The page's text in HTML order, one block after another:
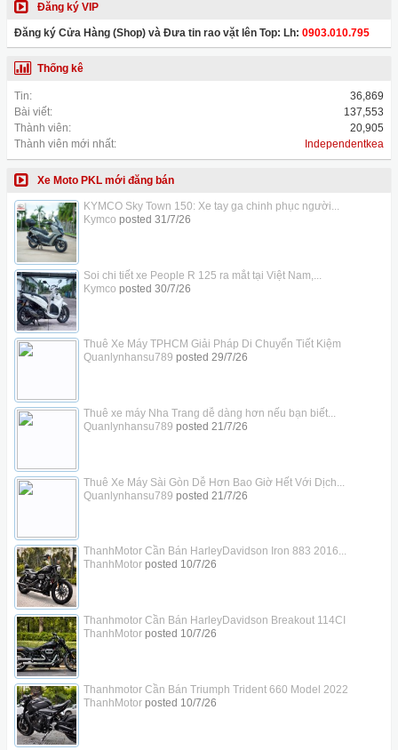
Đăng ký VIP
Đăng ký Cửa Hàng (Shop) và Đưa tin rao vặt lên Top: Lh: 0903.010.795
Thống kê
Tin:
36,869
Bài viết:
137,553
Thành viên:
20,905
Thành viên mới nhất:
Independentkea
Xe Moto PKL mới đăng bán
KYMCO Sky Town 150: Xe tay ga chinh phục người...
Kymco posted 31/7/26
Soi chi tiết xe People R 125 ra mắt tại Việt Nam,...
Kymco posted 30/7/26
Thuê Xe Máy TPHCM Giải Pháp Di Chuyển Tiết Kiệm
Quanlynhansu789 posted 29/7/26
Thuê xe máy Nha Trang dễ dàng hơn nếu bạn biết...
Quanlynhansu789 posted 21/7/26
Thuê Xe Máy Sài Gòn Dễ Hơn Bao Giờ Hết Với Dịch...
Quanlynhansu789 posted 21/7/26
ThanhMotor Cần Bán HarleyDavidson Iron 883 2016...
ThanhMotorposted 10/7/26
Thanhmotor Cần Bán HarleyDavidson Breakout 114CI
ThanhMotorposted 10/7/26
Thanhmotor Cần Bán Triumph Trident 660 Model 2022
ThanhMotorposted 10/7/26